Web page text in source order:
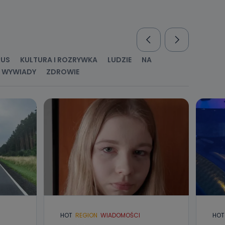
KULTURA I ROZRYWKA LUDZIE
NA
WYWIADY ZDROWIE
HOT REGION WIADOMOŚCI HOT